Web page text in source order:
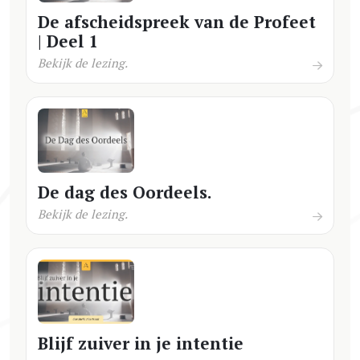
De afscheidspreek van de Profeet
| Deel 1
Bekijk de lezing.
De dag des Oordeels.
Bekijk de lezing.
Blijf zuiver in je intentie